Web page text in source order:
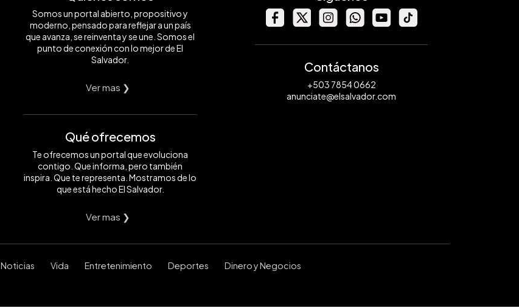
Somos un portal abierto, propositivo y
moderno, pensado para reflejar a un país
que avanza, se reinventa y se une. Somos el
punto de conexión con lo mejor de El
Salvador.
Ver mas ❯
Qué ofrecemos
Te ofrecemos un portal que evoluciona
contigo. Que informa, pero también
inspira. Que te representa. Mostramos de lo
que está hecho El Salvador.
Ver mas ❯
Contáctanos
+503 7854 0662
anunciate@elsalvador.com
Noticias Vida Entretenimiento Deportes Dinero y Negocios